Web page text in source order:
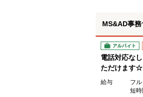
MS&AD事
アルバイト
電話対応な
ただけます☆
給与
フ
短